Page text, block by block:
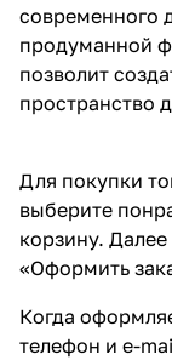
современного
продуманной
позволит
пространство
Для покупки
выберите
корзину.
«Оформить
Когда
телефон и e-